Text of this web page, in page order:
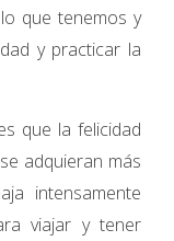
que tenemos y
y practicar la
que la felicidad
adquieran más
intensamente
viajar y tener